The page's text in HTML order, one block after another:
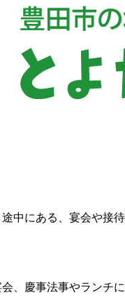
中にある、宴会や接待